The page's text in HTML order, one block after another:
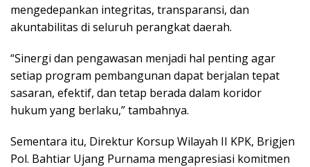
mengedepankan integritas, transparansi, dan
akuntabilitas di seluruh perangkat daerah.
“Sinergi dan pengawasan menjadi hal penting agar
setiap program pembangunan dapat berjalan tepat
sasaran, efektif, dan tetap berada dalam koridor
hukum yang berlaku,” tambahnya.
Sementara itu, Direktur Korsup Wilayah II KPK, Brigjen
Pol. Bahtiar Ujang Purnama mengapresiasi komitmen